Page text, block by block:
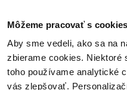
Môžeme pracovať s
Aby sme vedeli, ako sa na
zbierame cookies. Niektoré
toho používame analytické
vás zlepšovať.
Poukážky Kontakt